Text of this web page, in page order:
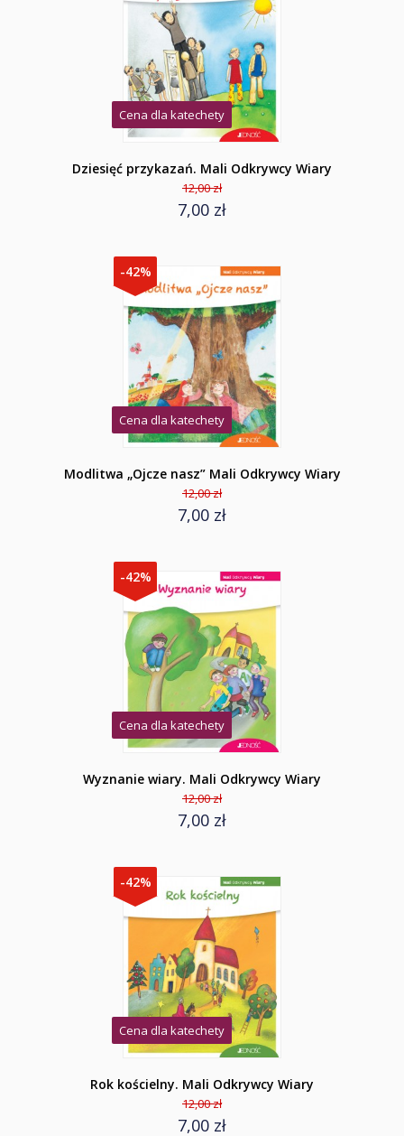
Cena dla katechety
Dziesięć przykazań. Mali Odkrywcy Wiary
12,00 zł
7,00 zł
-42%
Cena dla katechety
Modlitwa „Ojcze nasz” Mali Odkrywcy Wiary
12,00 zł
7,00 zł
-42%
Cena dla katechety
Wyznanie wiary. Mali Odkrywcy Wiary
12,00 zł
7,00 zł
-42%
Cena dla katechety
Rok kościelny. Mali Odkrywcy Wiary
12,00 zł
7,00 zł